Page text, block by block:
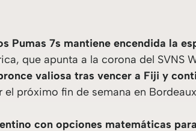
Pumas 7s mantiene encendida la
que apunta a la corona del SVNS
valiosa tras vencer a Fiji y
el próximo fin de semana en
con opciones matemáticas